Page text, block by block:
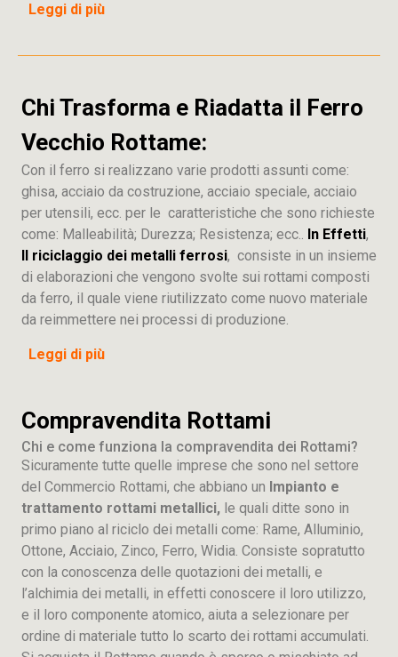
Leggi di più
Chi Trasforma e Riadatta il Ferro
Vecchio Rottame:
Con il ferro si realizzano varie prodotti assunti come:
ghisa, acciaio da costruzione, acciaio speciale, acciaio
per utensili, ecc. per le caratteristiche che sono richieste
come: Malleabilità; Durezza; Resistenza; ecc.. In Effetti,
Il riciclaggio dei metalli ferrosi, consiste in un insieme
di elaborazioni che vengono svolte sui rottami composti
da ferro, il quale viene riutilizzato come nuovo materiale
da reimmettere nei processi di produzione.
Leggi di più
Compravendita Rottami
Chi e come funziona la compravendita dei Rottami?
Sicuramente tutte quelle imprese che sono nel settore
del Commercio Rottami, che abbiano un Impianto e
trattamento rottami metallici, le quali ditte sono in
primo piano al riciclo dei metalli come: Rame, Alluminio,
Ottone, Acciaio, Zinco, Ferro, Widia. Consiste sopratutto
con la conoscenza delle quotazioni dei metalli, e
l’alchimia dei metalli, in effetti conoscere il loro utilizzo,
e il loro componente atomico, aiuta a selezionare per
ordine di materiale tutto lo scarto dei rottami accumulati.